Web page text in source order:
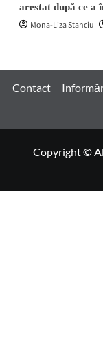
arestat după ce a
Mona-Liza Stanciu
Contact
Copyright ©